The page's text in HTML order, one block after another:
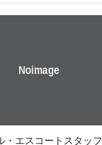
・エスコートスタッフ